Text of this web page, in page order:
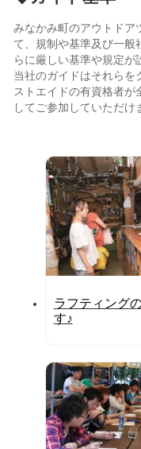
みなかみ町のアウトドア
て、規制や基準及び一般
らに厳しい基準や規定が
当社のガイドはそれらを
ストエイドの有資格者が
してご参加していただけ
ラフティング
す♪